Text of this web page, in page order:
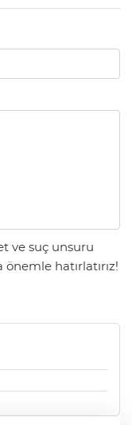
ve suç unsuru
hatırlatırız!